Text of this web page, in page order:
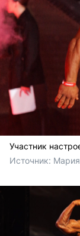
Участник
Источник: